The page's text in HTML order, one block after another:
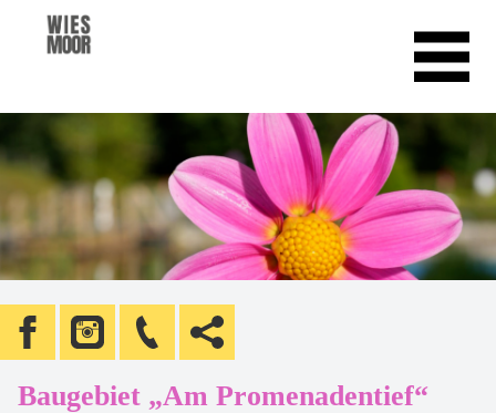
Baugebiet „Am Promenadentief“